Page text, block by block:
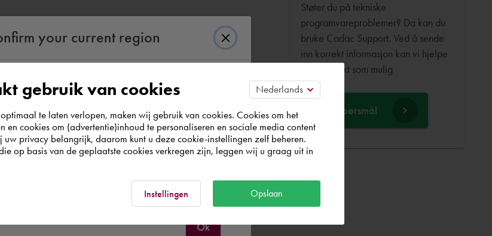
Støter du på tekniske
programvareproblemer? Da kan du
bruke Cadac Support. Ved å sende
inn korrekt informasjon kan vi hjelpe
deg så raskt som mulig
Still et spørsmål
your current region
to us you are situated in Rest of the
confirm in which country you
Ok
gebruik van cookies
te laten verlopen, maken wij gebruik van cookies. Cookies om het
en cookies om (advertentie)inhoud te personaliseren en sociale media content
privacy belangrijk, daarom kunt u deze cookie-instellingen zelf beheren.
op basis van de geplaatste cookies verkregen zijn, leggen wij u graag uit in
Instellingen Opslaan